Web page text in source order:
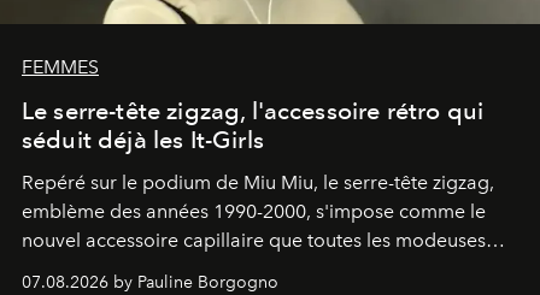
FEMMES
Le serre-tête zigzag, l'accessoire rétro qui
séduit déjà les It-Girls
Repéré sur le podium de Miu Miu, le serre-tête zigzag,
emblème des années 1990-2000, s'impose comme le
nouvel accessoire capillaire que toutes les modeuses
s'arrachent déjà.
07.08.2026 by Pauline Borgogno